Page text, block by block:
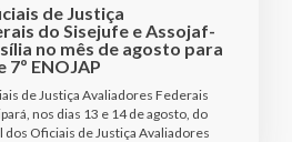
de Justiça
do Sisejufe e Assojaf-
no mês de agosto para
7º ENOJAP
de Justiça Avaliadores Federais
nos dias 13 e 14 de agosto, do
dos Oficiais de Justiça Avaliadores